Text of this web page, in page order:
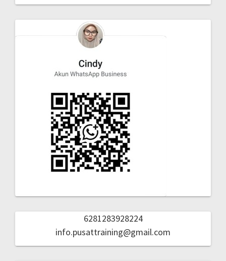
6281283928224
info.pusattraining@gmail.com